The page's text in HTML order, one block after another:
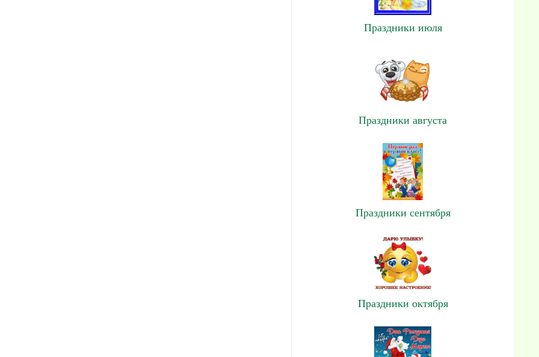
Праздники июля
Праздники августа
Праздники сентября
Праздники октября